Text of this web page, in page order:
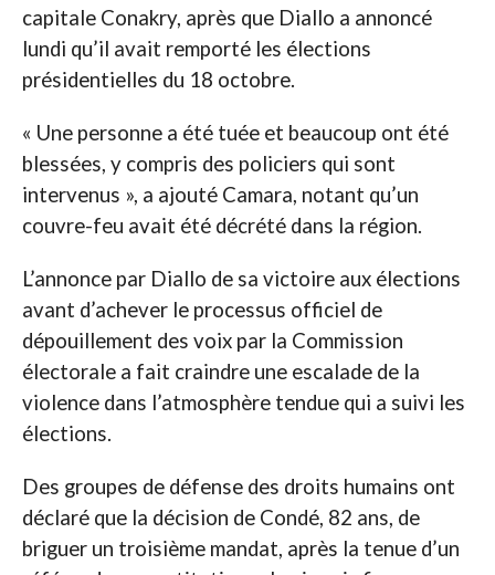
capitale Conakry, après que Diallo a annoncé
lundi qu’il avait remporté les élections
présidentielles du 18 octobre.
« Une personne a été tuée et beaucoup ont été
blessées, y compris des policiers qui sont
intervenus », a ajouté Camara, notant qu’un
couvre-feu avait été décrété dans la région.
L’annonce par Diallo de sa victoire aux élections
avant d’achever le processus officiel de
dépouillement des voix par la Commission
électorale a fait craindre une escalade de la
violence dans l’atmosphère tendue qui a suivi les
élections.
Des groupes de défense des droits humains ont
déclaré que la décision de Condé, 82 ans, de
briguer un troisième mandat, après la tenue d’un